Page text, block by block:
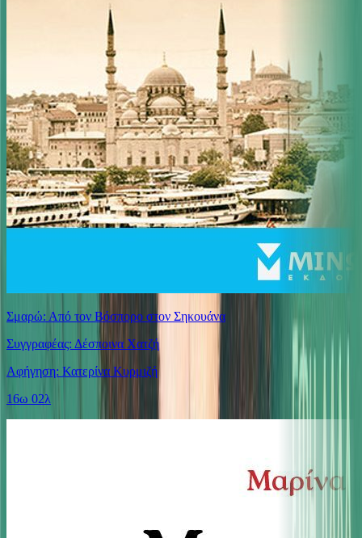
Σμαρώ: Από τον Βόσπορο στον Σηκουάνα
Συγγραφέας: Δέσποινα Χατζή
Αφήγηση: Κατερίνα Κυρμιζή
16ω 02λ